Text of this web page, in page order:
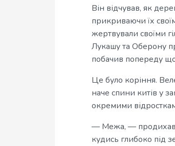
Він відчував, як
прикриваючи їх
жертвували своїми
Лукашу та Оберону
побачив попереду
Це було коріння.
наче спини китів у
окремими
— Межа, — продихав
кудись глибоко під